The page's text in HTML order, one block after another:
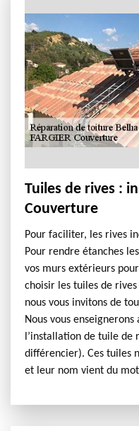
Tuiles de rives :
Couverture
Pour faciliter, les rives
Pour rendre étanches
vos murs extérieurs
choisir les tuiles de
nous vous invitons de
Nous vous
l’installation de tuile
différencier). Ces tuiles
et leur nom vient du